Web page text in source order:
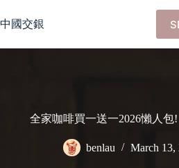
to
content
中國交銀
全家咖啡買一送一2026懶人包!
benlau March 13,